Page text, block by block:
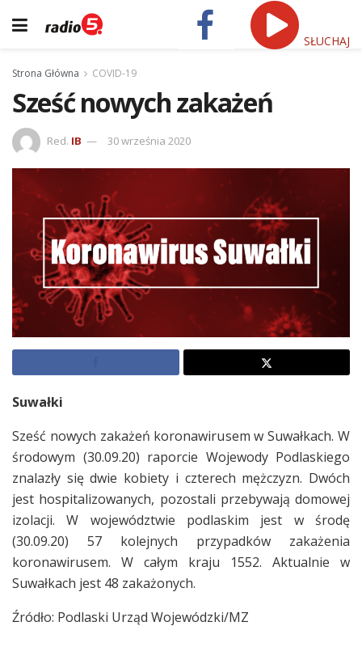
SŁUCHAJ
Strona Główna COVID-19
Sześć nowych zakażeń
Red. IB 30 września 2020
Suwałki
Sześć nowych zakażeń koronawirusem w Suwałkach. W
środowym (30.09.20) raporcie Wojewody Podlaskiego
znalazły się dwie kobiety i czterech mężczyzn. Dwóch
jest hospitalizowanych, pozostali przebywają domowej
izolacji. W województwie podlaskim jest w środę
(30.09.20) 57 kolejnych przypadków zakażenia
koronawirusem. W całym kraju 1552. Aktualnie w
Suwałkach jest 48 zakażonych.
Źródło: Podlaski Urząd Wojewódzki/MZ